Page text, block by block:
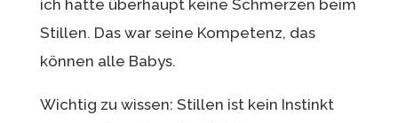
ich hatte überhaupt keine Schmerzen beim
Stillen. Das war seine Kompetenz, das
können alle Babys.
Wichtig zu wissen: Stillen ist kein Instinkt